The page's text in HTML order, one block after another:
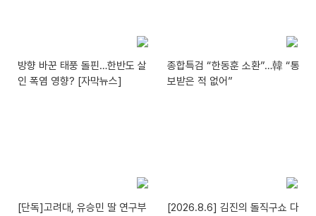
방향 바꾼 태풍 돌핀…한반도 살
인 폭염 영향? [자막뉴스]
종합특검 “한동훈 소환”…韓 “통
보받은 적 없어”
[단독]고려대, 유승민 딸 연구부
[2026.8.6] 김진의 돌직구쇼 다